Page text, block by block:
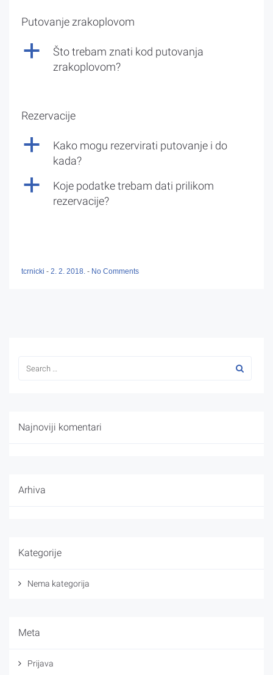
Putovanje zrakoplovom
a
Što trebam znati kod putovanja
zrakoplovom?
Rezervacije
a
Kako mogu rezervirati putovanje i do
kada?
a
Koje podatke trebam dati prilikom
rezervacije?
tcrnicki - 2. 2. 2018. - No Comments
Najnoviji komentari
Arhiva
Kategorije
Nema kategorija
Meta
Prijava